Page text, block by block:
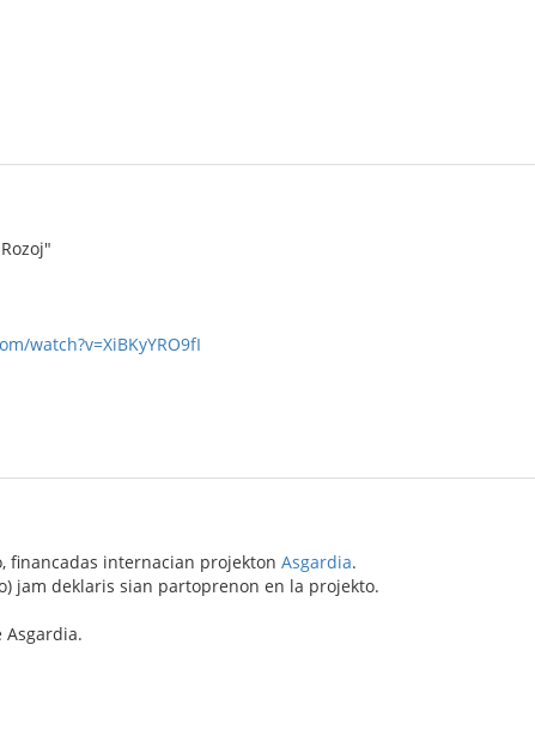
watch?v=XiBKyYRO9fI
financadas internacian projekton Asgardia.
jam deklaris sian partoprenon en la projekto.
Asgardia.